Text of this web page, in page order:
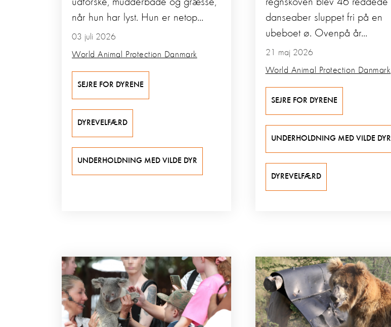
03 juli 2026
World Animal Protection Danmark
når hun har lyst. Hun er netop...
SEJRE FOR DYRENE
DYREVELFÆRD
UNDERHOLDNING MED VILDE DYR
21 maj 2026
World Animal Protection Danmark
danseaber sluppet fri på en
ubeboet ø. Ovenpå år...
SEJRE FOR DYRENE
UNDERHOLDNING MED VILDE DYR
DYREVELFÆRD